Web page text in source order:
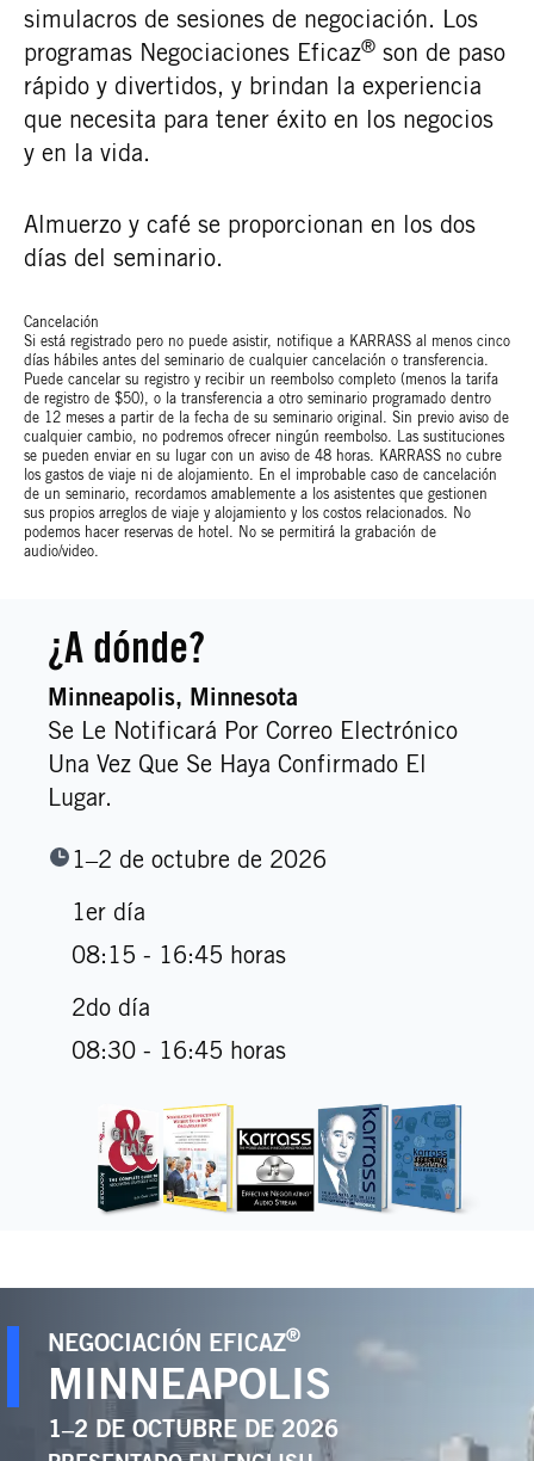
simulacros de sesiones de negociación. Los
programas Negociaciones Eficaz® son de paso
rápido y divertidos, y brindan la experiencia
que necesita para tener éxito en los negocios
y en la vida.
Almuerzo y café se proporcionan en los dos
días del seminario.
Cancelación
Si está registrado pero no puede asistir, notifique a KARRASS al menos cinco
días hábiles antes del seminario de cualquier cancelación o transferencia.
Puede cancelar su registro y recibir un reembolso completo (menos la tarifa
de registro de $50), o la transferencia a otro seminario programado dentro
de 12 meses a partir de la fecha de su seminario original. Sin previo aviso de
cualquier cambio, no podremos ofrecer ningún reembolso. Las sustituciones
se pueden enviar en su lugar con un aviso de 48 horas. KARRASS no cubre
los gastos de viaje ni de alojamiento. En el improbable caso de cancelación
de un seminario, recordamos amablemente a los asistentes que gestionen
sus propios arreglos de viaje y alojamiento y los costos relacionados. No
podemos hacer reservas de hotel. No se permitirá la grabación de
audio/video.
¿A dónde?
Minneapolis, Minnesota
Se Le Notificará Por Correo Electrónico
Una Vez Que Se Haya Confirmado El
Lugar.
1–2 de octubre de 2026
1er día
08:15 - 16:45 horas
2do día
08:30 - 16:45 horas
NEGOCIACIÓN EFICAZ®
MINNEAPOLIS
1–2 DE OCTUBRE DE 2026